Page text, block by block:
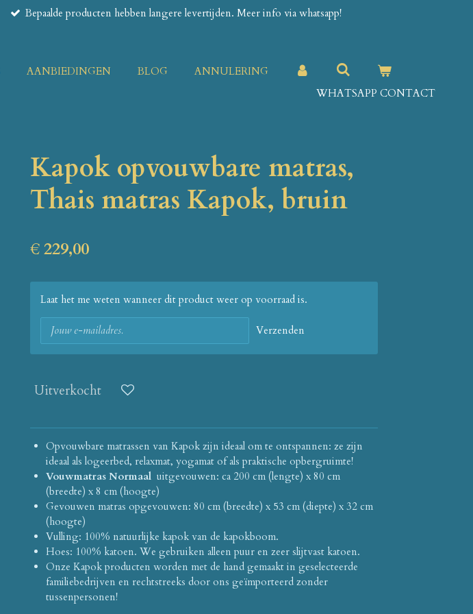
Bepaalde producten hebben langere levertijden. Meer info via whatsapp!
AANBIEDINGEN BLOG
ANNULERING
WHATSAPP CONTACT
Kapok opvouwbare matras,
Thais matras Kapok, bruin
€ 229,00
Laat het me weten wanneer dit product weer op voorraad is.
Verzenden
Uitverkocht
Opvouwbare matrassen van Kapok zijn ideaal om te ontspannen: ze zijn
ideaal als logeerbed, relaxmat, yogamat of als praktische opbergruimte!
Vouwmatras Normaal uitgevouwen: ca 200 cm (lengte) x 80 cm
(breedte) x 8 cm (hoogte)
Gevouwen matras opgevouwen: 80 cm (breedte) x 53 cm (diepte) x 32 cm
(hoogte)
Vulling: 100% natuurlijke kapok van de kapokboom.
Hoes: 100% katoen. We gebruiken alleen puur en zeer slijtvast katoen.
Onze Kapok producten worden met de hand gemaakt in geselecteerde
familiebedrijven en rechtstreeks door ons geïmporteerd zonder
tussenpersonen!